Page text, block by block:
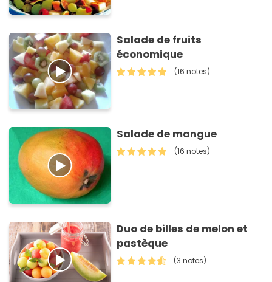
Salade de fruits
économique
(16 notes)
Salade de mangue
(16 notes)
Duo de billes de melon et
pastèque
(3 notes)